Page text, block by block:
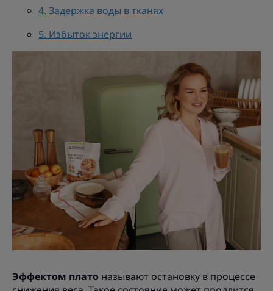
4. Задержка воды в тканях
5. Избыток энергии
Эффектом плато называют остановку в процессе